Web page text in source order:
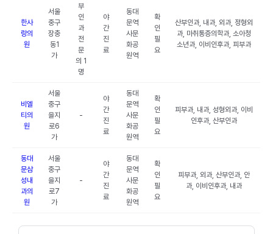
한사
랑의
원
서울
중구
장충
동1
가
부
인
과
전
문
의 1
명
야
간
진
료
동대
문역
사문
화공
원역
확
인
필
요
산부인과, 내과, 외과, 정형외
과, 마취통증의학과, 소아청
소년과, 이비인후과, 피부과
비엘
티의
원
서울
중구
을지
로6
가
-
야
간
진
료
동대
문역
사문
화공
원역
확
인
필
요
피부과, 내과, 성형외과, 이비
인후과, 산부인과
동대
문삼
성내
과의
원
서울
중구
을지
로7
가
-
야
간
진
료
동대
문역
사문
화공
원역
확
인
필
요
피부과, 외과, 산부인과, 안
과, 이비인후과, 내과